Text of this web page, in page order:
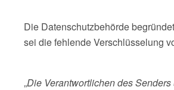
Die Datenschutzbehörde
sei die fehlende Verschlüsselung
„Die Verantwortlichen des